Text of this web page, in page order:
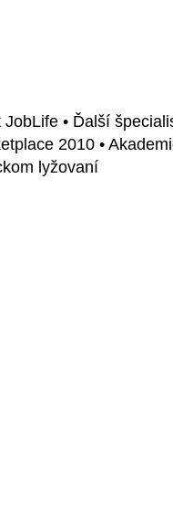
• Ďalší
2010 •
lyžovaní